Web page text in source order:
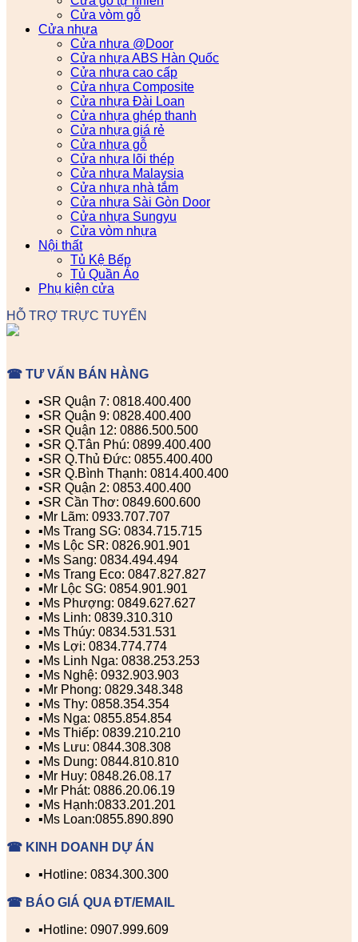
Cửa vòm gỗ
Cửa nhựa
Cửa nhựa @Door
Cửa nhựa ABS Hàn Quốc
Cửa nhựa cao cấp
Cửa nhựa Composite
Cửa nhựa Đài Loan
Cửa nhựa ghép thanh
Cửa nhựa giá rẻ
Cửa nhựa gỗ
Cửa nhựa lõi thép
Cửa nhựa Malaysia
Cửa nhựa nhà tắm
Cửa nhựa Sài Gòn Door
Cửa nhựa Sungyu
Cửa vòm nhựa
Nội thất
Tủ Kệ Bếp
Tủ Quần Áo
Phụ kiện cửa
HỖ TRỢ TRỰC TUYẾN
☎ TƯ VẤN BÁN HÀNG
▪️SR Quận 7: 0818.400.400
▪️SR Quận 9: 0828.400.400
▪️SR Quận 12: 0886.500.500
▪️SR Q.Tân Phú: 0899.400.400
▪️SR Q.Thủ Đức: 0855.400.400
▪️SR Q.Bình Thạnh: 0814.400.400
▪️SR Quận 2: 0853.400.400
▪️SR Cần Thơ: 0849.600.600
▪️Mr Lãm: 0933.707.707
▪️Ms Trang SG: 0834.715.715
▪️Ms Lộc SR: 0826.901.901
▪️Ms Sang: 0834.494.494
▪️Ms Trang Eco: 0847.827.827
▪️Mr Lộc SG: 0854.901.901
▪️Ms Phượng: 0849.627.627
▪️Ms Linh: 0839.310.310
▪️Ms Thúy: 0834.531.531
▪️Ms Lợi: 0834.774.774
▪️Ms Linh Nga: 0838.253.253
▪️Ms Nghệ: 0932.903.903
▪️Mr Phong: 0829.348.348
▪️Ms Thy: 0858.354.354
▪️Ms Nga: 0855.854.854
▪️Ms Thiếp: 0839.210.210
▪️Ms Lưu: 0844.308.308
▪️Ms Dung: 0844.810.810
▪️Mr Huy: 0848.26.08.17
▪️Mr Phát: 0886.20.06.19
▪️Ms Hạnh:0833.201.201
▪️Ms Loan:0855.890.890
☎ KINH DOANH DỰ ÁN
▪️Hotline: 0834.300.300
☎ BÁO GIÁ QUA ĐT/EMAIL
▪️Hotline: 0907.999.609